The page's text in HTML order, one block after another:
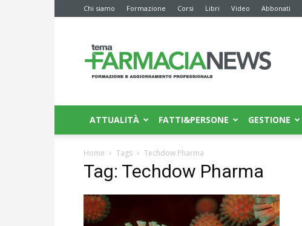
Chi siamo Formazione Corsi Libri Video Abbonati
News
ATTUALITÀ FATTI&PERSONE GESTIONE
Home Tags Techdow Pharma
Tag: Techdow Pharma